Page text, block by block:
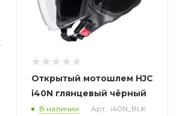
Открытый мотошлем HJC
i40N глянцевый чёрный
В наличии Арт.: i40N_BLK